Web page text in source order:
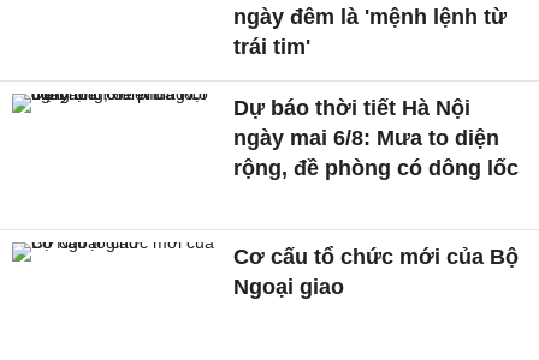
ngày đêm là 'mệnh lệnh từ
trái tim'
Dự báo thời tiết Hà Nội
ngày mai 6/8: Mưa to diện
rộng, đề phòng có dông lốc
Cơ cấu tổ chức mới của Bộ
Ngoại giao